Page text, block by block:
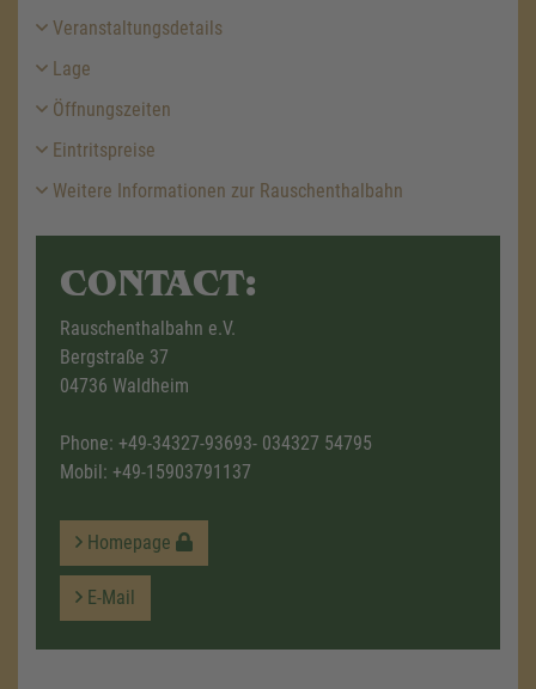
Veranstaltungsdetails
Lage
Öffnungszeiten
Eintritspreise
Weitere Informationen zur Rauschenthalbahn
CONTACT:
Rauschenthalbahn e.V.
Bergstraße 37
04736 Waldheim
Phone: +49-34327-93693- 034327 54795
Mobil: +49-15903791137
Homepage
E-Mail